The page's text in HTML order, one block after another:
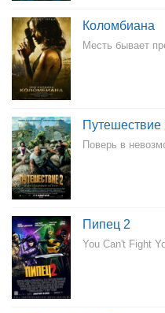
Коломбиана
Месть бывает
Путешествие
Поверь в
Пипец 2
You Can't Fight